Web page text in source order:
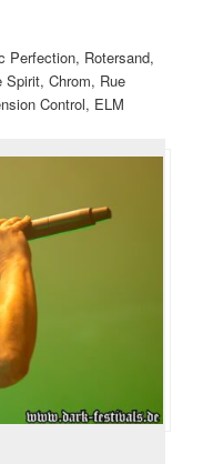
Perfection, Rotersand,
Chrom, Rue
Control, ELM